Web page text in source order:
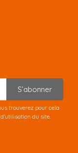
S’abonner
trouverez pour cela
du site.